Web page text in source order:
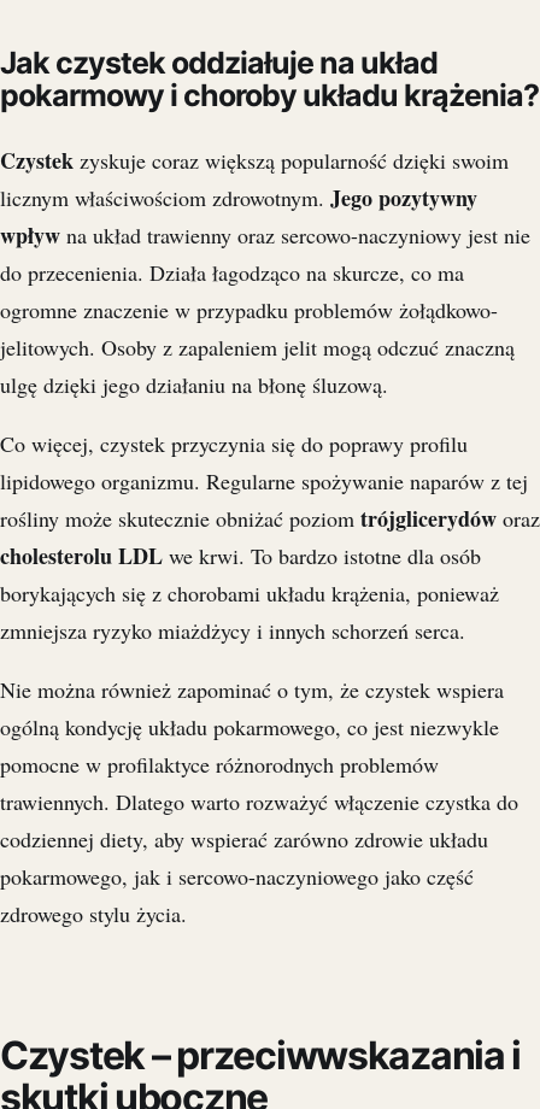
Jak czystek oddziałuje na układ
pokarmowy i choroby układu krążenia?
Czystek zyskuje coraz większą popularność dzięki swoim
licznym właściwościom zdrowotnym. Jego pozytywny
wpływ na układ trawienny oraz sercowo-naczyniowy jest nie
do przecenienia. Działa łagodząco na skurcze, co ma
ogromne znaczenie w przypadku problemów żołądkowo-
jelitowych. Osoby z zapaleniem jelit mogą odczuć znaczną
ulgę dzięki jego działaniu na błonę śluzową.
Co więcej, czystek przyczynia się do poprawy profilu
lipidowego organizmu. Regularne spożywanie naparów z tej
rośliny może skutecznie obniżać poziom trójglicerydów oraz
cholesterolu LDL we krwi. To bardzo istotne dla osób
borykających się z chorobami układu krążenia, ponieważ
zmniejsza ryzyko miażdżycy i innych schorzeń serca.
Nie można również zapominać o tym, że czystek wspiera
ogólną kondycję układu pokarmowego, co jest niezwykle
pomocne w profilaktyce różnorodnych problemów
trawiennych. Dlatego warto rozważyć włączenie czystka do
codziennej diety, aby wspierać zarówno zdrowie układu
pokarmowego, jak i sercowo-naczyniowego jako część
zdrowego stylu życia.
Czystek – przeciwwskazania i
skutki uboczne